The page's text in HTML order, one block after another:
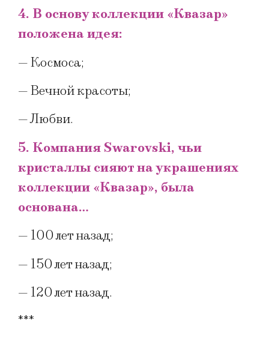
4. В основу коллекции «Квазар»
положена идея:
— Космоса;
— Вечной красоты;
— Любви.
5. Компания Swarovski, чьи
кристаллы сияют на украшениях
коллекции «Квазар», была
основана…
— 100 лет назад;
— 150 лет назад;
— 120 лет назад.
***